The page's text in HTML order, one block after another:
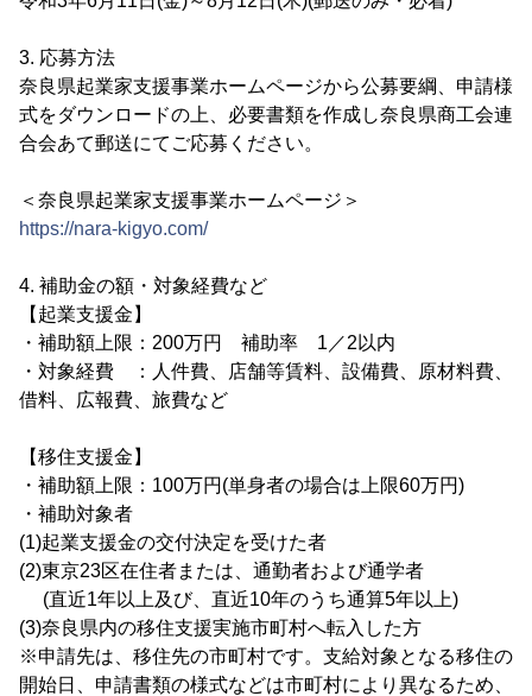
3. 応募方法
奈良県起業家支援事業ホームページから公募要綱、申請様
式をダウンロードの上、必要書類を作成し奈良県商工会連
合会あて郵送にてご応募ください。
＜奈良県起業家支援事業ホームページ＞
https://nara-kigyo.com/
4. 補助金の額・対象経費など
【起業支援金】
・補助額上限：200万円 補助率 1／2以内
・対象経費 ：人件費、店舗等賃料、設備費、原材料費、
借料、広報費、旅費など
【移住支援金】
・補助額上限：100万円(単身者の場合は上限60万円)
・補助対象者
(1)起業支援金の交付決定を受けた者
(2)東京23区在住者または、通勤者および通学者
(直近1年以上及び、直近10年のうち通算5年以上)
(3)奈良県内の移住支援実施市町村へ転入した方
※申請先は、移住先の市町村です。支給対象となる移住の
開始日、申請書類の様式などは市町村により異なるため、